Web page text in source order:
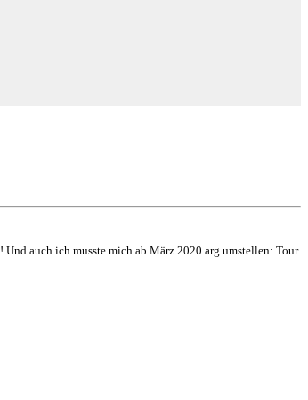
auch ich musste mich ab März 2020 arg umstellen: Tour